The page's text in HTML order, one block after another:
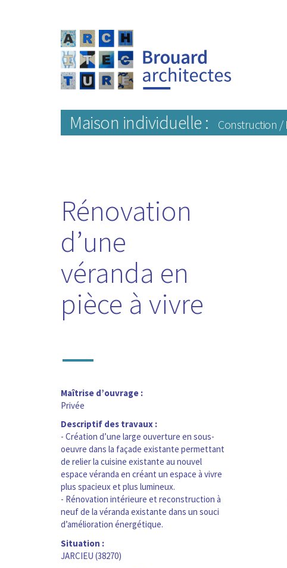
Maison individuelle : Construction /
Rénovation
d’une
véranda en
pièce à vivre
—
Maîtrise d’ouvrage :
Privée
Descriptif des travaux :
- Création d’une large ouverture en sous-
oeuvre dans la façade existante permettant
de relier la cuisine existante au nouvel
espace véranda en créant un espace à vivre
plus spacieux et plus lumineux.
- Rénovation intérieure et reconstruction à
neuf de la véranda existante dans un souci
d’amélioration énergétique.
Situation :
JARCIEU (38270)